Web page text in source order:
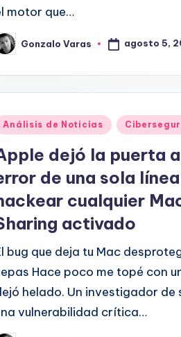
motor que…
Gonzalo Varas agosto 5,
Análisis de Noticias
dejó la puerta
de una sola
cualquier
activado
bug que deja tu Mac
Hace poco me topé con
helado. Un investigador de
vulnerabilidad crítica…